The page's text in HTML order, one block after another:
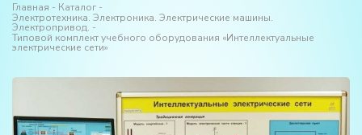
Главная
Каталог
Электротехника. Электроника. Электрические машины.
Электропривод.
Типовой комплект учебного оборудования «Интеллектуальные
электрические сети»